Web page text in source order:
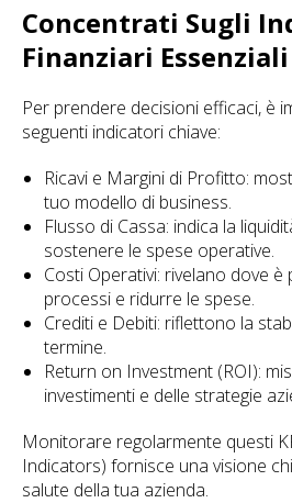
Concentrati Sugli
Finanziari Essenziali
Per prendere decisioni efficaci, è
seguenti indicatori chiave:
Ricavi e Margini di Profitto:
tuo modello di business.
Flusso di Cassa: indica la
sostenere le spese operative.
Costi Operativi: rivelano dove
processi e ridurre le spese.
Crediti e Debiti: riflettono la
termine.
Return on Investment (ROI):
investimenti e delle strategie
Monitorare regolarmente questi
Indicators) fornisce una visione
salute della tua azienda.